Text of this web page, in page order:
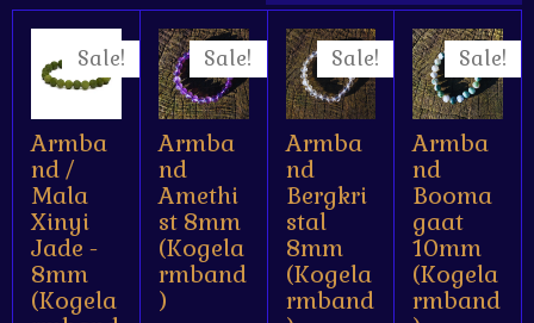
s
e
n
e
n
e
n
e
n
Sale!
Armba
nd /
Mala
Xinyi
Jade -
8mm
(Kogela
Sale!
Armba
nd
Amethi
st 8mm
(Kogela
rmband
)
Sale!
Armba
nd
Bergkri
stal
8mm
(Kogela
rmband
Sale!
Armba
nd
Booma
gaat
10mm
(Kogela
rmband